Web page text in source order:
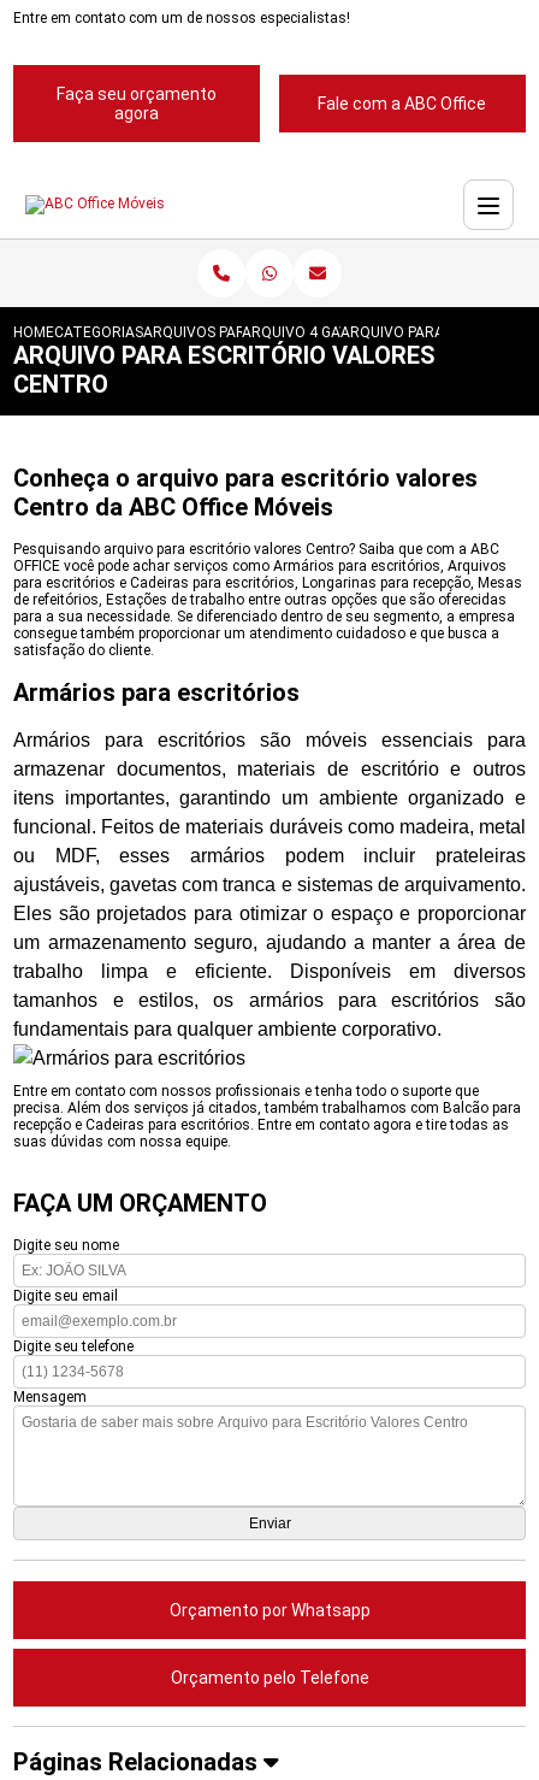
Entre em contato com um de nossos especialistas!
Faça seu orçamento
agora
Fale com a ABC Office
HOMECATEGORIASARQUIVOS PARA ESCRITORIOS
ARQUIVO 4 GAVETAS PARA ESCRITORIOS
ARQUIVO PARA ESCRITORIO
ARQUIVO PARA ESCRITÓRIO VALORES
CENTRO
Conheça o arquivo para escritório valores
Centro da ABC Office Móveis
Pesquisando arquivo para escritório valores Centro? Saiba que com a ABC
OFFICE você pode achar serviços como Armários para escritórios, Arquivos
para escritórios e Cadeiras para escritórios, Longarinas para recepção, Mesas
de refeitórios, Estações de trabalho entre outras opções que são oferecidas
para a sua necessidade. Se diferenciado dentro de seu segmento, a empresa
consegue também proporcionar um atendimento cuidadoso e que busca a
satisfação do cliente.
Armários para escritórios
Armários para escritórios são móveis essenciais para
armazenar documentos, materiais de escritório e outros
itens importantes, garantindo um ambiente organizado e
funcional. Feitos de materiais duráveis como madeira, metal
ou MDF, esses armários podem incluir prateleiras
ajustáveis, gavetas com tranca e sistemas de arquivamento.
Eles são projetados para otimizar o espaço e proporcionar
um armazenamento seguro, ajudando a manter a área de
trabalho limpa e eficiente. Disponíveis em diversos
tamanhos e estilos, os armários para escritórios são
fundamentais para qualquer ambiente corporativo.
Entre em contato com nossos profissionais e tenha todo o suporte que
precisa. Além dos serviços já citados, também trabalhamos com Balcão para
recepção e Cadeiras para escritórios. Entre em contato agora e tire todas as
suas dúvidas com nossa equipe.
FAÇA UM ORÇAMENTO
Digite seu nome
Digite seu email
Digite seu telefone
Mensagem
Orçamento por Whatsapp
Orçamento pelo Telefone
Páginas Relacionadas